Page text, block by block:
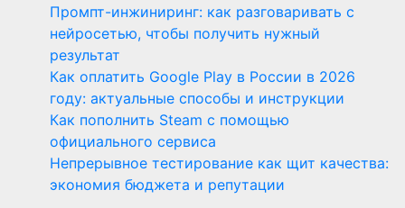
Промпт-инжиниринг: как разговаривать с
нейросетью, чтобы получить нужный
результат
Как оплатить Google Play в России в 2026
году: актуальные способы и инструкции
Как пополнить Steam с помощью
официального сервиса
Непрерывное тестирование как щит качества:
экономия бюджета и репутации